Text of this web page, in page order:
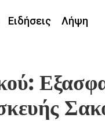
Ειδήσεις
Λήψη